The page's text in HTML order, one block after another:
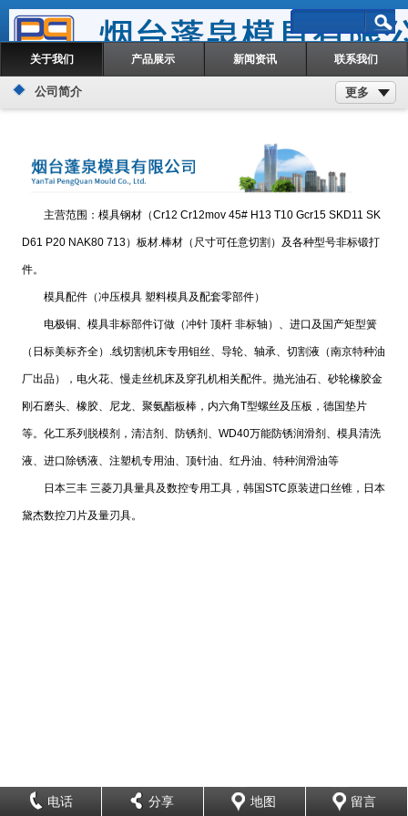
关于我们 产品展示 新闻资讯 联系我们
公司简介 更多
主营范围：模具钢材（Cr12 Cr12mov 45# H13 T10 Gcr15 SKD11 SK
D61 P20 NAK80 713）板材.棒材（尺寸可任意切割）及各种型号非标锻打
件。
模具配件（冲压模具 塑料模具及配套零部件）
电极铜、模具非标部件订做（冲针 顶杆 非标轴）、进口及国产矩型簧
（日标美标齐全）.线切割机床专用钼丝、导轮、轴承、切割液（南京特种油
厂出品），电火花、慢走丝机床及穿孔机相关配件。抛光油石、砂轮橡胶金
刚石磨头、橡胶、尼龙、聚氨酯板棒，内六角T型螺丝及压板，德国垫片
等。化工系列脱模剂，清洁剂、防锈剂、WD40万能防锈润滑剂、模具清洗
液、进口除锈液、注塑机专用油、顶针油、红丹油、特种润滑油等
日本三丰 三菱刀具量具及数控专用工具，韩国STC原装进口丝锥，日本
黛杰数控刀片及量刃具。
电话 分享 地图 留言